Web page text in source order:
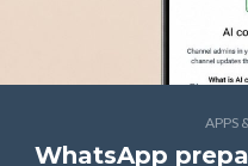
APPS
WhatsApp